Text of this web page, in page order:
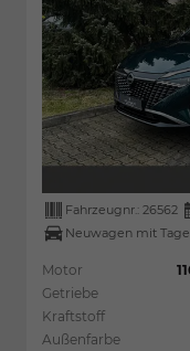
Fahrzeugnr.: 26562
Neuwagen mit
Motor
Getriebe
Kraftstoff
Außenfarbe